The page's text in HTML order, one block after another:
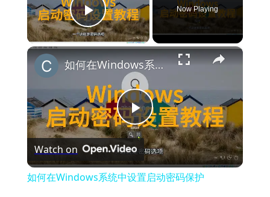
Play Video
Now Playing
×
Play
Video
如何在Windows系统中设置启动密码保护
Watch on
如何在Windows系统中设置启动密码保护